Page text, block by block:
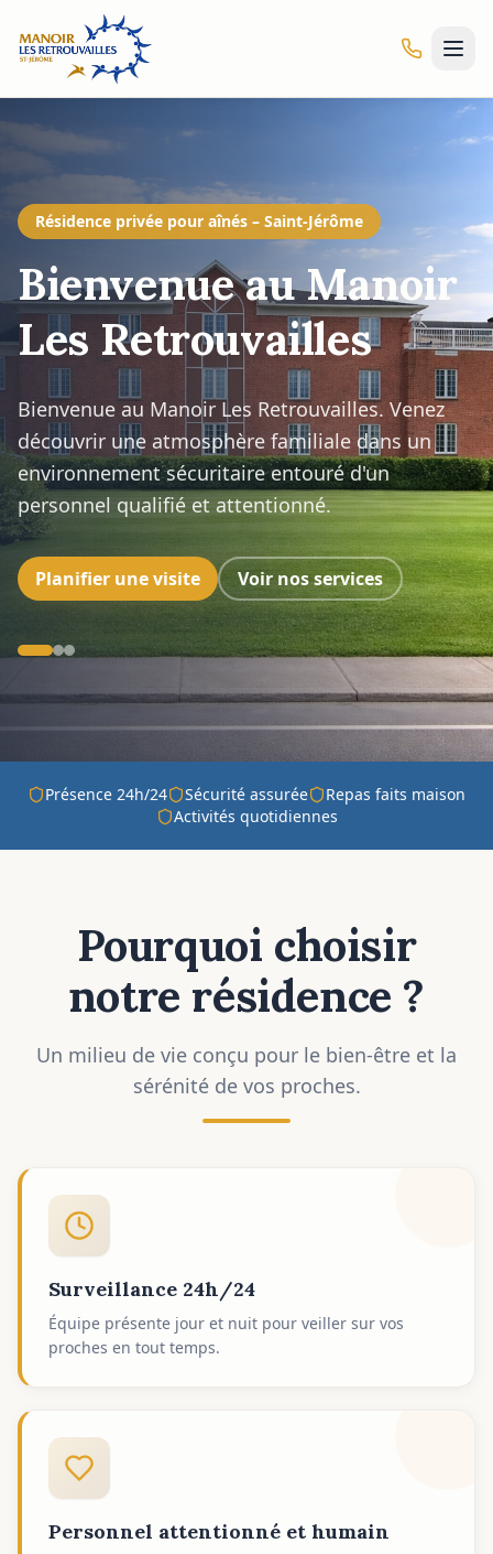
Résidence pour personnes autonomes et semi-
Un milieu de vie dynamique avec repas sur place et
Résidence privée pour aînés – Saint-Jérôme
Bienvenue au Manoir
Les Retrouvailles
Bienvenue au Manoir Les Retrouvailles. Venez
découvrir une atmosphère familiale dans un
environnement sécuritaire entouré d'un
personnel qualifié et attentionné.
Planifier une visite Voir nos services
Présence 24h/24 Sécurité assurée
Repas faits maison
Activités quotidiennes
Pourquoi choisir
notre résidence ?
Un milieu de vie conçu pour le bien-être et la
sérénité de vos proches.
Surveillance 24h/24
Équipe présente jour et nuit pour veiller sur vos
proches en tout temps.
Personnel attentionné et humain